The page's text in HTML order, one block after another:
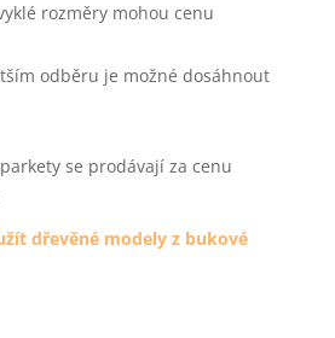
rozměry mohou cenu
odběru je možné dosáhnout
se prodávají za cenu
dřevěné modely z bukové